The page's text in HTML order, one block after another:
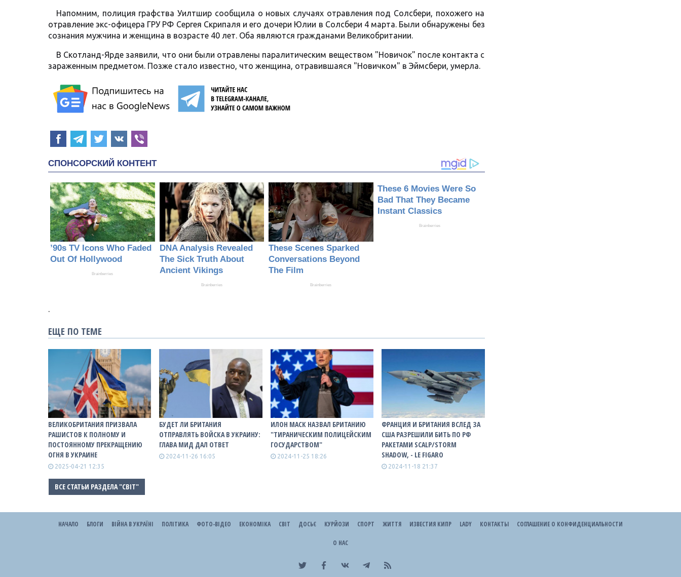
Напомним, полиция графства Уилтшир сообщила о новых случаях отравления под Солсбери, похожего на
отравление экс-офицера ГРУ РФ Сергея Скрипаля и его дочери Юлии в Солсбери 4 марта. Были обнаружены без
сознания мужчина и женщина в возрасте 40 лет. Оба являются гражданами Великобритании.
В Скотланд-Ярде заявили, что они были отравлены паралитическим веществом "Новичок" после контакта с
зараженным предметом. Позже стало известно, что женщина, отравившаяся "Новичком" в Эймсбери, умерла.
.
ЕЩЕ ПО ТЕМЕ
ВЕЛИКОБРИТАНИЯ ПРИЗВАЛА
РАШИСТОВ К ПОЛНОМУ И
ПОСТОЯННОМУ ПРЕКРАЩЕНИЮ
ОГНЯ В УКРАИНЕ
2025-04-21 12:35
БУДЕТ ЛИ БРИТАНИЯ
ОТПРАВЛЯТЬ ВОЙСКА В УКРАИНУ:
ГЛАВА МИД ДАЛ ОТВЕТ
2024-11-26 16:05
ИЛОН МАСК НАЗВАЛ БРИТАНИЮ
"ТИРАНИЧЕСКИМ ПОЛИЦЕЙСКИМ
ГОСУДАРСТВОМ"
2024-11-25 18:26
ФРАНЦИЯ И БРИТАНИЯ ВСЛЕД ЗА
США РАЗРЕШИЛИ БИТЬ ПО РФ
РАКЕТАМИ SCALP/STORM
SHADOW, - LE FIGARO
2024-11-18 21:37
ВСЕ СТАТЬИ РАЗДЕЛА "СВІТ"
НАЧАЛО БЛОГИ ВІЙНА В УКРАЇНІ ПОЛІТИКА ФОТО-ВІДЕО ЕКОНОМІКА СВІТ ДОСЬЄ КУРЙОЗИ СПОРТ ЖИТТЯ ИЗВЕСТИЯ КИПР LADY КОНТАКТЫ СОГЛАШЕНИЕ О КОНФИДЕНЦИАЛЬНОСТИ
О НАС